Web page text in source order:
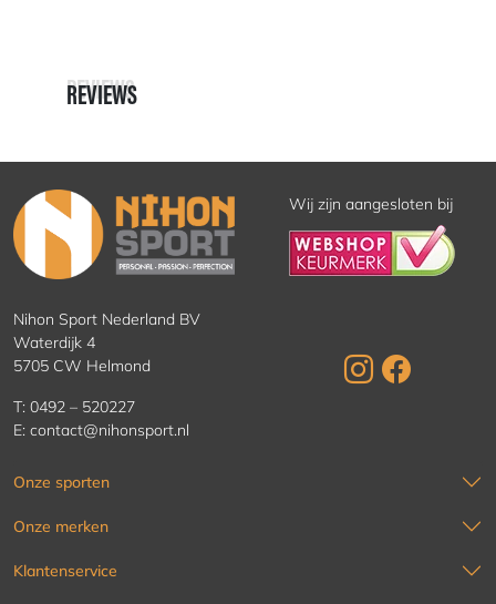
REVIEWS
REVIEWS
Wij zijn aangesloten bij
Nihon Sport Nederland BV
Waterdijk 4
5705 CW Helmond
T: 0492 – 520227
E: contact@nihonsport.nl
Onze sporten
Onze merken
Klantenservice